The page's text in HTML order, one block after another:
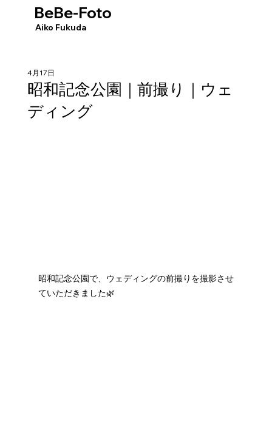
BeBe-Foto
​Aiko Fukuda
昭和記念公園｜前撮り｜ウェ
ディング
4月17日
昭和記念公園で、ウェディングの前撮りを撮影させ
ていただきました🌿